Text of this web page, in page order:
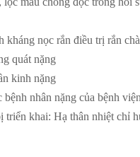
kháng nọc rắn điều trị rắn
quát nặng
kinh nặng
nhân nặng của bệnh viện
triển khai: Hạ thân nhiệt chỉ